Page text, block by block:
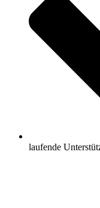
laufende